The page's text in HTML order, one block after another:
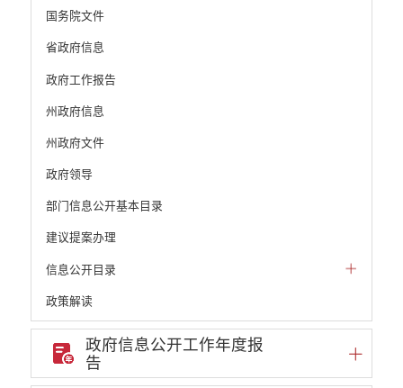
国务院文件
省政府信息
政府工作报告
州政府信息
州政府文件
政府领导
部门信息公开基本目录
建议提案办理
信息公开目录
政策解读
机构职能和权责清单
自然资源政务公开
政府信息公开工作年度报
告